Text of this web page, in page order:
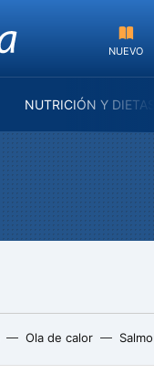
NUEVO
NUTRICIÓN Y
Ola de calor